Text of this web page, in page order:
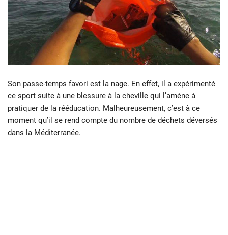
Son passe-temps favori est la nage. En effet, il a expérimenté
ce sport suite à une blessure à la cheville qui l’amène à
pratiquer de la rééducation. Malheureusement, c’est à ce
moment qu’il se rend compte du nombre de déchets déversés
dans la Méditerranée.